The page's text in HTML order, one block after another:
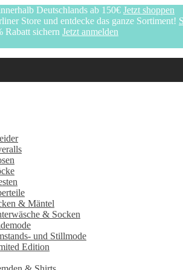
Deutschlands ab 150€ Jetzt shoppen
Store und entdecke das ganze Sortiment!
Rabatt sichern Jetzt anmelden
& Mäntel
& Socken
und Stillmode
Edition